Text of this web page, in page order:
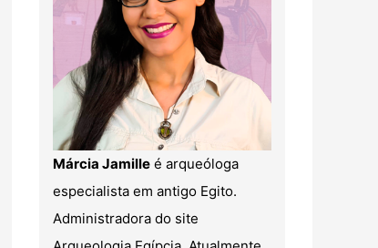
Márcia Jamille é arqueóloga
especialista em antigo Egito.
Administradora do site